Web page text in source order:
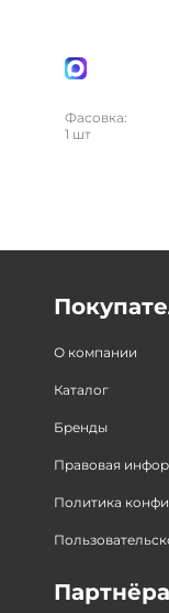
Фасовка:
1 шт
О компании
Каталог
Бренды
Правовая
Политика